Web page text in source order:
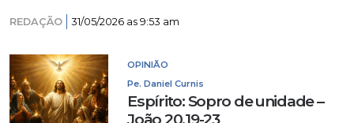
REDAÇÃO 31/05/2026 as 9:53 am
OPINIÃO
Pe. Daniel Curnis
Espírito: Sopro de unidade –